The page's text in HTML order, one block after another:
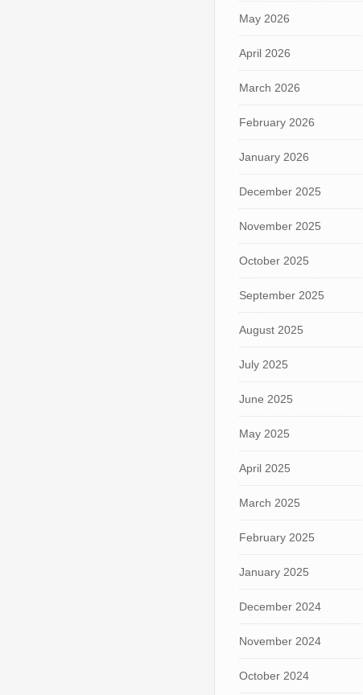
May 2026
April 2026
March 2026
February 2026
January 2026
December 2025
November 2025
October 2025
September 2025
August 2025
July 2025
June 2025
May 2025
April 2025
March 2025
February 2025
January 2025
December 2024
November 2024
October 2024